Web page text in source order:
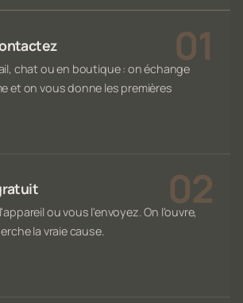
chat ou en boutique : on échange
et on vous donne les premières
ou vous l'envoyez. On l'ouvre,
la vraie cause.